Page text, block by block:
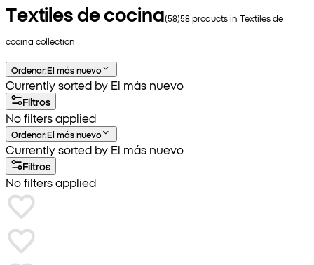
Textiles de cocina(58)58products in Textiles de
cocina collection
Ordenar:El más nuevo
Currently sorted by El más nuevo
Filtros
No filters applied
Ordenar:El más nuevo
Currently sorted by El más nuevo
Filtros
No filters applied